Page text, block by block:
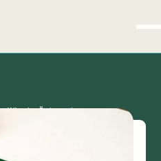
Község Önkormányzata